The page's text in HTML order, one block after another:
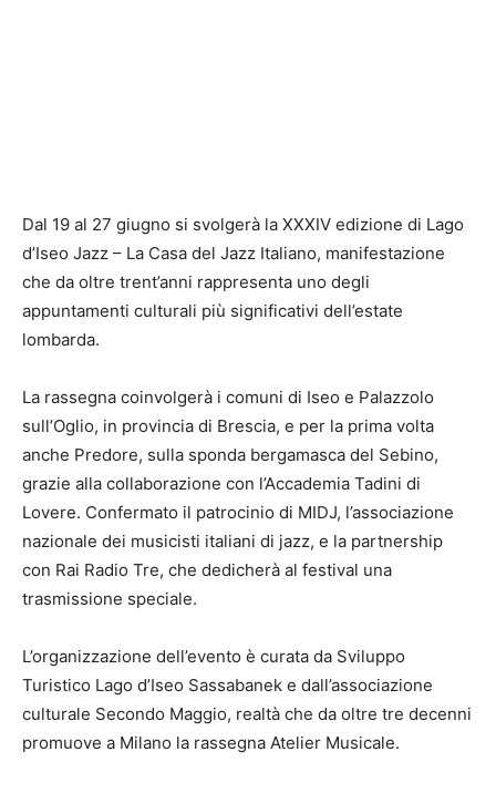
Dal 19 al 27 giugno si svolgerà la XXXIV edizione di Lago
d’Iseo Jazz – La Casa del Jazz Italiano, manifestazione
che da oltre trent’anni rappresenta uno degli
appuntamenti culturali più significativi dell’estate
lombarda.
La rassegna coinvolgerà i comuni di Iseo e Palazzolo
sull’Oglio, in provincia di Brescia, e per la prima volta
anche Predore, sulla sponda bergamasca del Sebino,
grazie alla collaborazione con l’Accademia Tadini di
Lovere. Confermato il patrocinio di MIDJ, l’associazione
nazionale dei musicisti italiani di jazz, e la partnership
con Rai Radio Tre, che dedicherà al festival una
trasmissione speciale.
L’organizzazione dell’evento è curata da Sviluppo
Turistico Lago d’Iseo Sassabanek e dall’associazione
culturale Secondo Maggio, realtà che da oltre tre decenni
promuove a Milano la rassegna Atelier Musicale.